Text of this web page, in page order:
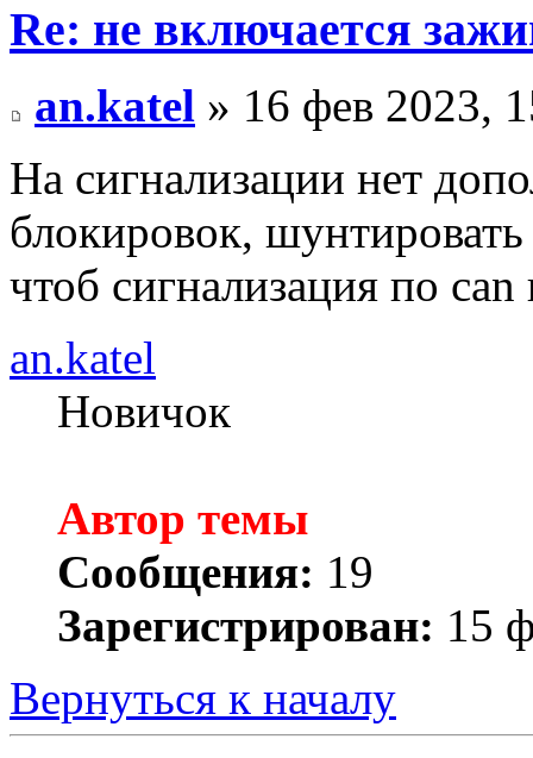
Re: не включается
an.katel » 16 фев 2023,
На сигнализации нет
блокировок,
чтоб сигнализация по
an.katel
Новичок
Автор темы
Сообщения: 19
Зарегистрирован: 15
Вернуться к началу